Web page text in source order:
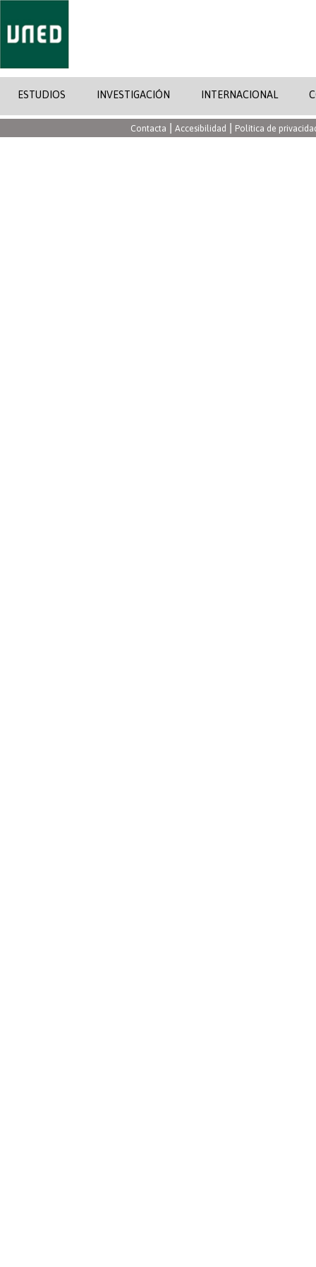
ESTUDIOS INVESTIGACIÓN INTERNACIONAL
Contacta Accesibilidad Política de